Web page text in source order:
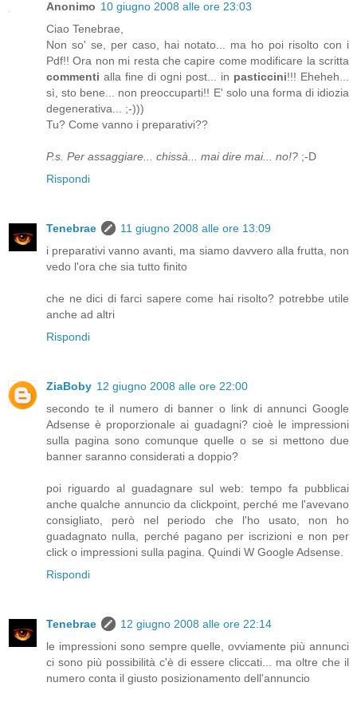
Anonimo 10 giugno 2008 alle ore 23:03
Ciao Tenebrae,
Non so' se, per caso, hai notato... ma ho poi risolto con i
Pdf!! Ora non mi resta che capire come modificare la scritta
commenti alla fine di ogni post... in pasticcini!!! Eheheh...
sì, sto bene... non preoccuparti!! E' solo una forma di idiozia
degenerativa... ;-)))
Tu? Come vanno i preparativi??
P.s. Per assaggiare... chissà... mai dire mai... no!? ;-D
Rispondi
Tenebrae
11 giugno 2008 alle ore 13:09
i preparativi vanno avanti, ma siamo davvero alla frutta, non
vedo l'ora che sia tutto finito
che ne dici di farci sapere come hai risolto? potrebbe utile
anche ad altri
Rispondi
ZiaBoby 12 giugno 2008 alle ore 22:00
secondo te il numero di banner o link di annunci Google
Adsense è proporzionale ai guadagni? cioè le impressioni
sulla pagina sono comunque quelle o se si mettono due
banner saranno considerati a doppio?
poi riguardo al guadagnare sul web: tempo fa pubblicai
anche qualche annuncio da clickpoint, perché me l'avevano
consigliato, però nel periodo che l'ho usato, non ho
guadagnato nulla, perché pagano per iscrizioni e non per
click o impressioni sulla pagina. Quindi W Google Adsense.
Rispondi
Tenebrae
12 giugno 2008 alle ore 22:14
le impressioni sono sempre quelle, ovviamente più annunci
ci sono più possibilità c'è di essere cliccati... ma oltre che il
numero conta il giusto posizionamento dell'annuncio